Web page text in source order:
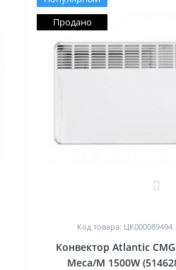
Продано
Код товара: ЦК000089494
Конвектор Atlantic
Meca/M 1500W